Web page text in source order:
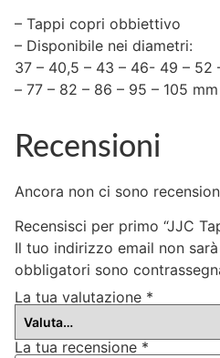
– Tappi copri obbiettivo
– Disponibile nei diametri:
37 – 40,5 – 43 – 46- 49 – 52
– 77 – 82 – 86 – 95 – 105 mm
Recensioni
Ancora non ci sono
Recensisci per primo “JJC
Il tuo indirizzo email non
obbligatori sono
La tua valutazione *
La tua recensione *